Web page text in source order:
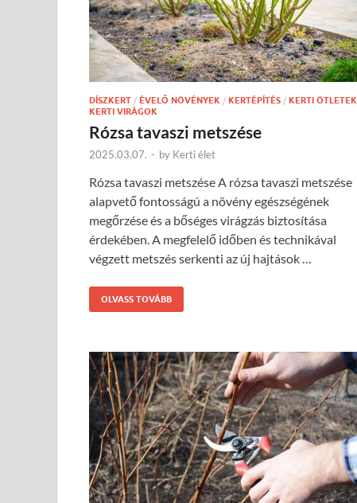
DÍSZKERT / ÉVELŐ NÖVÉNYEK / KERTÉPÍTÉS / KERTI ÖTLETEK
KERTI VIRÁGOK
Rózsa tavaszi metszése
2025.03.07. - by Kerti élet
Rózsa tavaszi metszése A rózsa tavaszi metszése
alapvető fontosságú a növény egészségének
megőrzése és a bőséges virágzás biztosítása
érdekében. A megfelelő időben és technikával
végzett metszés serkenti az új hajtások …
OLVASS TOVÁBB